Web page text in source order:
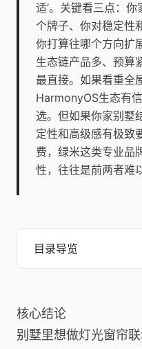
适’。关键看三点：
个牌子、你对稳定性
你打算往哪个方向扩
生态链产品多、预算
最直接。如果看重全
HarmonyOS生态有
选。但如果你家别墅
定性和高级感有极致
费，绿米这类专业品
性，往往是前两者难
目录导览
核心结论
别墅里想做灯光窗帘